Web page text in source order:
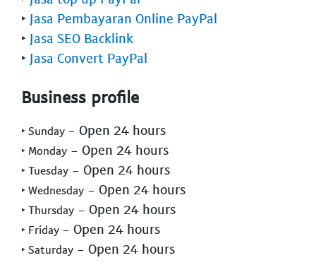
‣ Jasa Pembayaran Online PayPal
‣ Jasa SEO Backlink
‣ Jasa Convert PayPal
Business profile
‣ Sunday - Open 24 hours
‣ Monday - Open 24 hours
‣ Tuesday - Open 24 hours
‣ Wednesday - Open 24 hours
‣ Thursday - Open 24 hours
‣ Friday - Open 24 hours
‣ Saturday - Open 24 hours